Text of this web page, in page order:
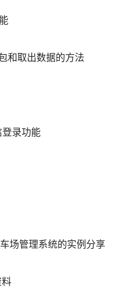
和取出数据的方法
录功能
场管理系统的实例分享